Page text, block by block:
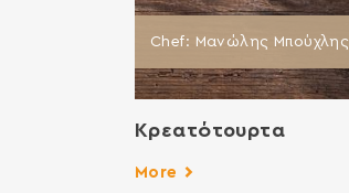
Chef: Μανώλης Μπούχλης
Κρεατότουρτα
More